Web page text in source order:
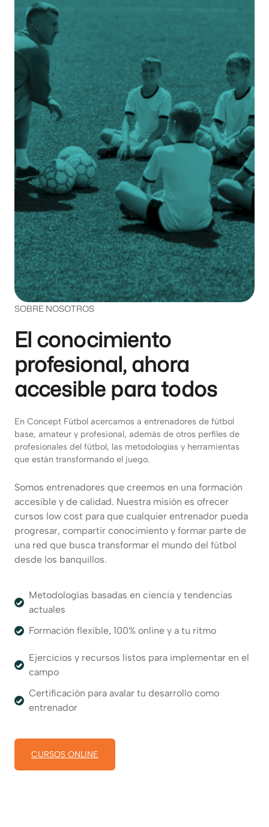
SOBRE NOSOTROS
El conocimiento
profesional, ahora
accesible para todos
En Concept Fútbol acercamos a entrenadores de fútbol
base, amateur y profesional, además de otros perfiles de
profesionales del fútbol, las metodologías y herramientas
que están transformando el juego.
Somos entrenadores que creemos en una formación
accesible y de calidad. Nuestra misión es ofrecer
cursos low cost para que cualquier entrenador pueda
progresar, compartir conocimiento y formar parte de
una red que busca transformar el mundo del fútbol
desde los banquillos.
Metodologías basadas en ciencia y tendencias
actuales
Formación flexible, 100% online y a tu ritmo
Ejercicios y recursos listos para implementar en el
campo
Certificación para avalar tu desarrollo como
entrenador
CURSOS ONLINE